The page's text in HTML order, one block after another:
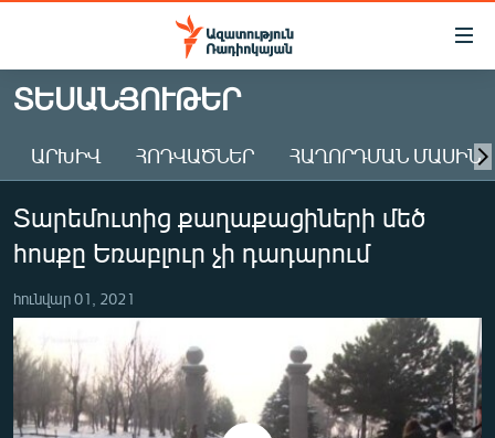
Մատչելիության
Անցնել
հիմնական
Անցնել
հիմնական
մենյուին
Որոնում
ԱԶԱՏՈՒԹՅՈՒՆ TV
ՀԱՅԱՍՏԱՆ
ԸՆՏՐՈՒԹՅՈՒՆՆԵՐ 2026
ԻՐԱՎՈՒՆՔ
ՀԱՍԱՐԱԿՈՒԹՅՈՒՆ
ՏՆՏԵՍՈՒԹՅՈՒՆ
ՂԱՐԱԲԱՂ
ՊԱՏԵՐԱԶՄԻ 6 ՇԱԲԱԹՆԵՐԸ
ՏԵՍԱՆՅՈՒԹԵՐ
ԱՐԽԻՎ ՀՈԴՎԱԾՆԵՐ ՀԱՂՈՐԴՄԱՆ ՄԱՍԻՆ
Տարեմուտից քաղաքացիների մեծ
հոսքը Եռաբլուր չի դադարում
հունվար 01, 2021